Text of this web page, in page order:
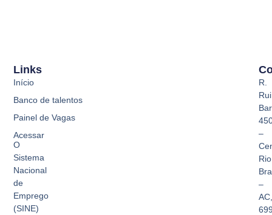
O
Sistema
Nacional
de
Emprego
(SINE)
Links
Início
Banco de talentos
Painel de Vagas
Acessar
R.
Rui
–
Rio
–
AC,